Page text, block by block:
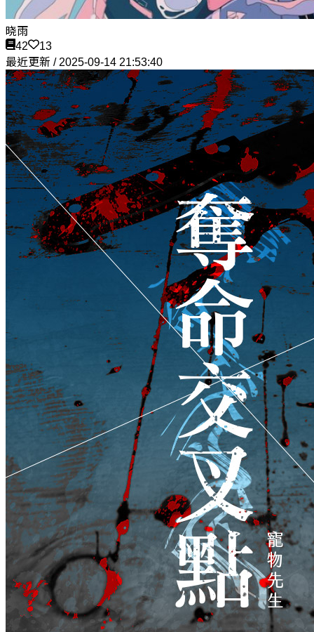
晓雨
42
13
最近更新 / 2025-09-14 21:53:40